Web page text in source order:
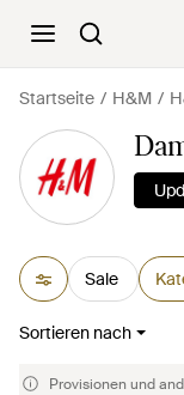
Startseite H&M
Sale
Sortieren nach
Provisionen und